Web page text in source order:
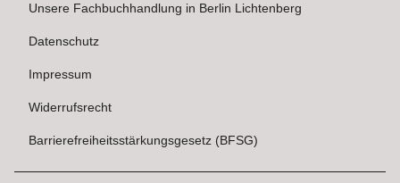
Unsere Fachbuchhandlung in Berlin Lichtenberg
Datenschutz
Impressum
Widerrufsrecht
Barrierefreiheitsstärkungsgesetz (BFSG)